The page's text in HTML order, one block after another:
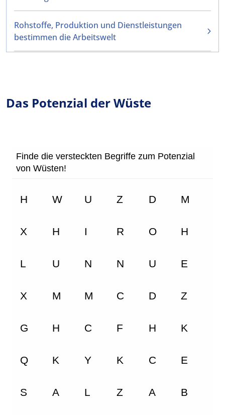
Rohstoffe, Produktion und Dienstleistungen
bestimmen die Arbeitswelt
Das Potenzial der Wüste